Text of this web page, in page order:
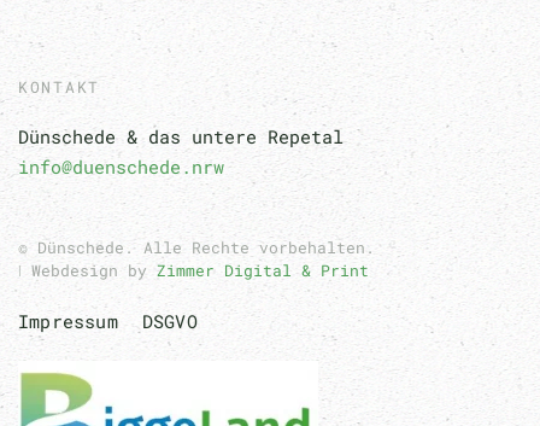
KONTAKT
Dünschede & das untere Repetal
info@duenschede.nrw
© Dünschede. Alle Rechte vorbehalten.
ǀ Webdesign by Zimmer Digital & Print
Impressum DSGVO